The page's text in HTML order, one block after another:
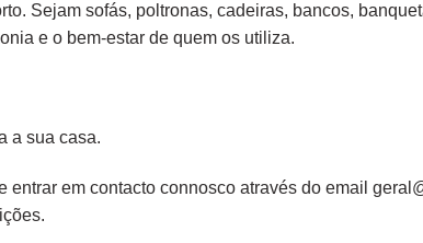
Sejam sofás, poltronas, cadeiras, bancos,
e o bem-estar de quem os utiliza.
a sua casa.
em contacto connosco através do email
.